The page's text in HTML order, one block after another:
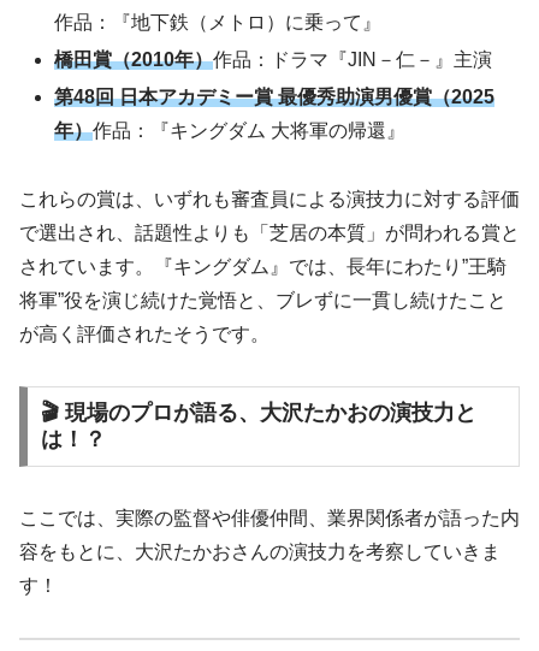
作品：『地下鉄（メトロ）に乗って』
橋田賞（2010年）作品：ドラマ『JIN－仁－』主演
第48回 日本アカデミー賞 最優秀助演男優賞（2025
年）作品：『キングダム 大将軍の帰還』
これらの賞は、いずれも審査員による演技力に対する評価
で選出され、話題性よりも「芝居の本質」が問われる賞と
されています。『キングダム』では、長年にわたり”王騎
将軍”役を演じ続けた覚悟と、ブレずに一貫し続けたこと
が高く評価されたそうです。
🎬 現場のプロが語る、大沢たかおの演技力と
は！？
ここでは、実際の監督や俳優仲間、業界関係者が語った内
容をもとに、大沢たかおさんの演技力を考察していきま
す！